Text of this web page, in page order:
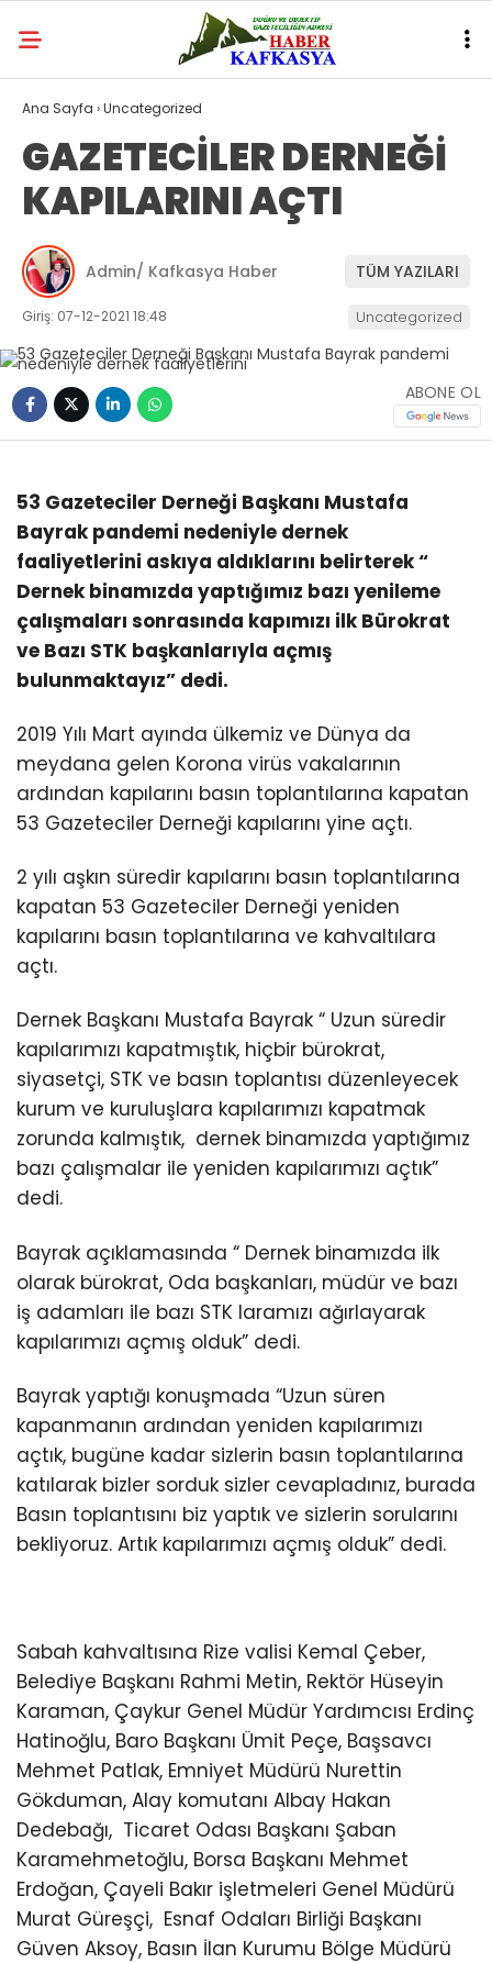
Ana Sayfa ›Uncategorized
GAZETECİLER DERNEĞİ
KAPILARINI AÇTI
Admin/ Kafkasya Haber TÜM YAZILARI
Giriş: 07-12-2021 18:48 Uncategorized
ABONE OL
53 Gazeteciler Derneği Başkanı Mustafa
Bayrak pandemi nedeniyle dernek
faaliyetlerini askıya aldıklarını belirterek “
Dernek binamızda yaptığımız bazı yenileme
çalışmaları sonrasında kapımızı ilk Bürokrat
ve Bazı STK başkanlarıyla açmış
bulunmaktayız” dedi.
2019 Yılı Mart ayında ülkemiz ve Dünya da
meydana gelen Korona virüs vakalarının
ardından kapılarını basın toplantılarına kapatan
53 Gazeteciler Derneği kapılarını yine açtı.
2 yılı aşkın süredir kapılarını basın toplantılarına
kapatan 53 Gazeteciler Derneği yeniden
kapılarını basın toplantılarına ve kahvaltılara
açtı.
Dernek Başkanı Mustafa Bayrak “ Uzun süredir
kapılarımızı kapatmıştık, hiçbir bürokrat,
siyasetçi, STK ve basın toplantısı düzenleyecek
kurum ve kuruluşlara kapılarımızı kapatmak
zorunda kalmıştık, dernek binamızda yaptığımız
bazı çalışmalar ile yeniden kapılarımızı açtık”
dedi.
Bayrak açıklamasında “ Dernek binamızda ilk
olarak bürokrat, Oda başkanları, müdür ve bazı
iş adamları ile bazı STK laramızı ağırlayarak
kapılarımızı açmış olduk” dedi.
Bayrak yaptığı konuşmada “Uzun süren
kapanmanın ardından yeniden kapılarımızı
açtık, bugüne kadar sizlerin basın toplantılarına
katılarak bizler sorduk sizler cevapladınız, burada
Basın toplantısını biz yaptık ve sizlerin sorularını
bekliyoruz. Artık kapılarımızı açmış olduk” dedi.
Sabah kahvaltısına Rize valisi Kemal Çeber,
Belediye Başkanı Rahmi Metin, Rektör Hüseyin
Karaman, Çaykur Genel Müdür Yardımcısı Erdinç
Hatinoğlu, Baro Başkanı Ümit Peçe, Başsavcı
Mehmet Patlak, Emniyet Müdürü Nurettin
Gökduman, Alay komutanı Albay Hakan
Dedebağı, Ticaret Odası Başkanı Şaban
Karamehmetoğlu, Borsa Başkanı Mehmet
Erdoğan, Çayeli Bakır işletmeleri Genel Müdürü
Murat Güreşçi, Esnaf Odaları Birliği Başkanı
Güven Aksoy, Basın İlan Kurumu Bölge Müdürü